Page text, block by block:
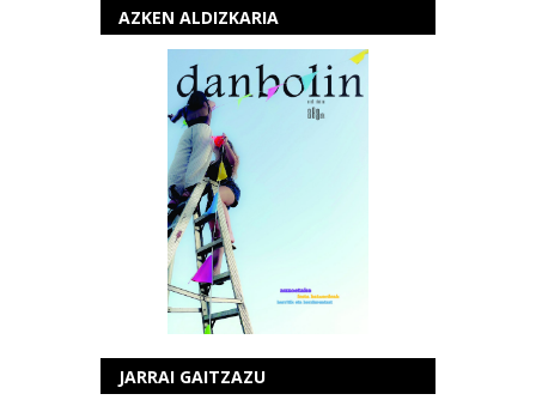
AZKEN ALDIZKARIA
JARRAI GAITZAZU